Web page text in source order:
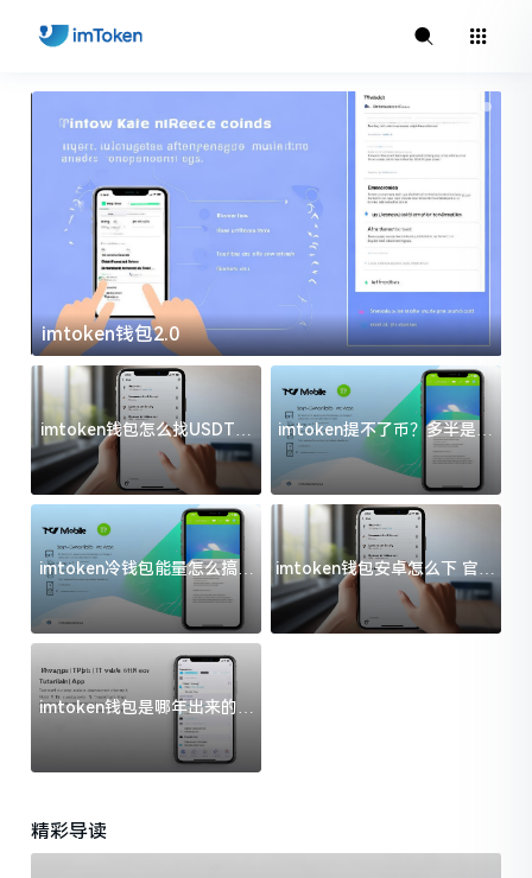
imtoken钱包2.0
imtoken钱包怎么找USDT地
址？三步搞定不踩坑
imtoken提不了币？多半是这
几件事没处理好
imtoken冷钱包能量怎么搞？
过来人告诉你门道
imtoken钱包安卓怎么下 官方
渠道避坑指南
imtoken钱包是哪年出来的？
一文给你说清楚
精彩导读